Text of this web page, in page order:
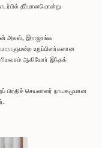
தீர்மானமொன்று
அலஸ், இராஜாங்க
உறுப்பினர்களான
ஆகியோர் இந்தக்
பிரதிச் செயலாளர் நாயகமுமான